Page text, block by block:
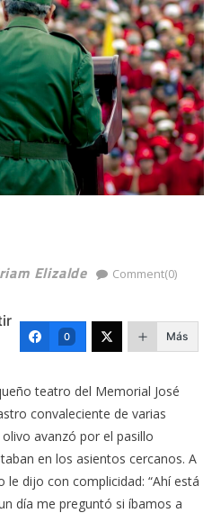
Elizalde Comment(0)
0 Más
teatro del Memorial José
convaleciente de varias
avanzó por el pasillo
en los asientos cercanos. A
dijo con complicidad: “Ahí está
día me preguntó si íbamos a